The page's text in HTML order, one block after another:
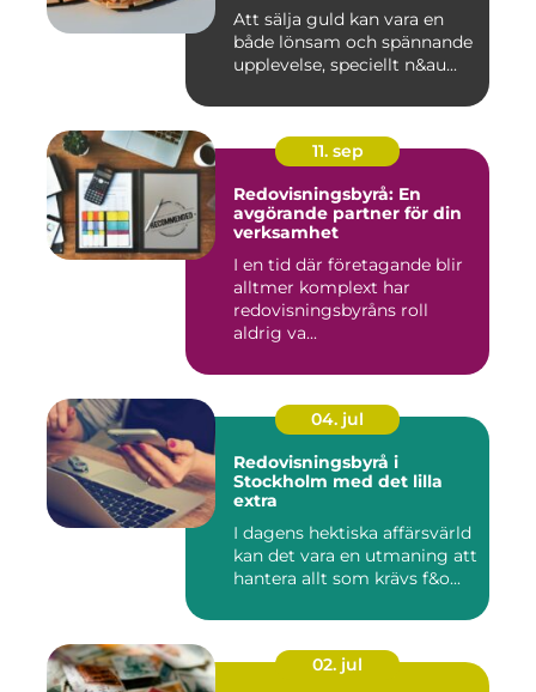
Att sälja guld kan vara en
både lönsam och spännande
upplevelse, speciellt n&au...
11. sep
Redovisningsbyrå: En
avgörande partner för din
verksamhet
I en tid där företagande blir
alltmer komplext har
redovisningsbyråns roll
aldrig va...
04. jul
Redovisningsbyrå i
Stockholm med det lilla
extra
I dagens hektiska affärsvärld
kan det vara en utmaning att
hantera allt som krävs f&o...
02. jul